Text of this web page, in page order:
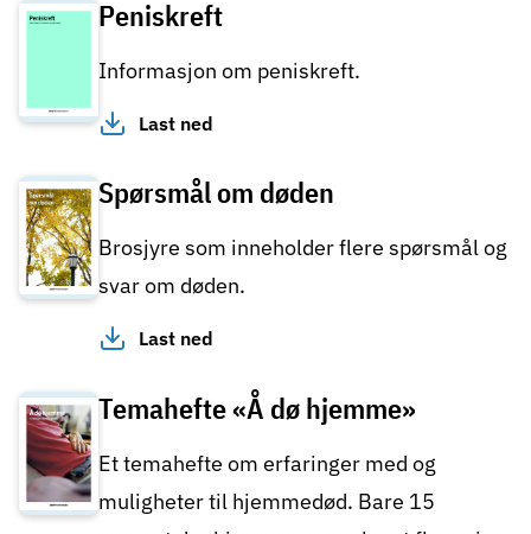
Peniskreft
Informasjon om peniskreft.
Last ned
Spørsmål om døden
Brosjyre som inneholder flere spørsmål og
svar om døden.
Last ned
Temahefte «Å dø hjemme»
Et temahefte om erfaringer med og
muligheter til hjemmedød. Bare 15